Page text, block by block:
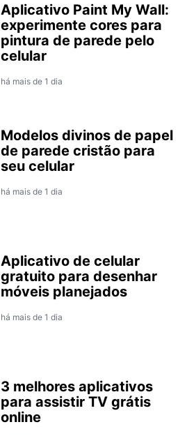
Aplicativo Paint My Wall:
experimente cores para
pintura de parede pelo
celular
há mais de 1 dia
Modelos divinos de papel
de parede cristão para
seu celular
há mais de 1 dia
Aplicativo de celular
gratuito para desenhar
móveis planejados
há mais de 1 dia
3 melhores aplicativos
para assistir TV grátis
online